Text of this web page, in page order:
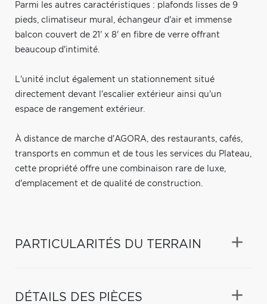
Parmi les autres caractéristiques : plafonds lisses de 9
pieds, climatiseur mural, échangeur d'air et immense
balcon couvert de 21' x 8' en fibre de verre offrant
beaucoup d'intimité.
L'unité inclut également un stationnement situé
directement devant l'escalier extérieur ainsi qu'un
espace de rangement extérieur.
À distance de marche d'AGORA, des restaurants, cafés,
transports en commun et de tous les services du Plateau,
cette propriété offre une combinaison rare de luxe,
d'emplacement et de qualité de construction.
PARTICULARITÉS DU TERRAIN
DÉTAILS DES PIÈCES